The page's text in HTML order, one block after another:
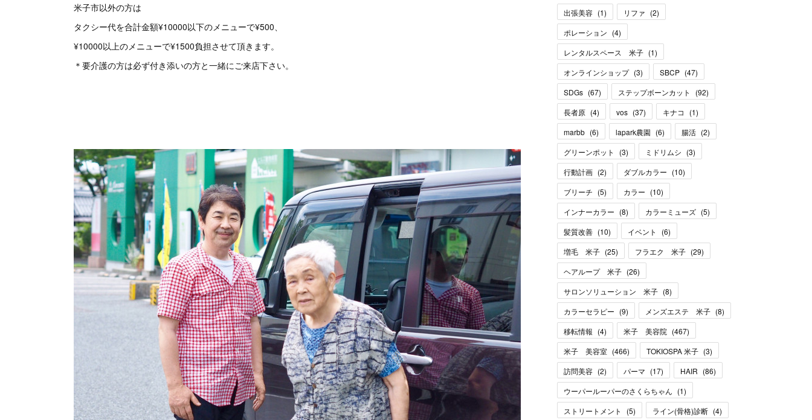
米子市以外の方は
タクシー代を合計金額¥10000以下のメニューで¥500、
¥10000以上のメニューで¥1500負担させて頂きます。
＊要介護の方は必ず付き添いの方と一緒にご来店下さい。
出張美容 (1) リファ (2)
ポレーション (4)
レンタルスペース 米子 (1)
オンラインショップ (3) SBCP (47)
SDGs (67) ステップボーンカット (92)
長者原 (4) vos (37) キナコ (1)
marbb (6) lapark農園 (6) 腸活 (2)
グリーンポット
(3) ミドリムシ (3)
行動計画 (2) ダブルカラー (10)
ブリーチ (5) カラー (10)
インナーカラー (8) カラーミューズ (5)
髪質改善 (10) イベント (6)
増毛 米子 (25) フラエク 米子 (29)
ヘアループ 米子 (26)
サロンソリューション 米子 (8)
カラーセラピー (9) メンズエステ 米子 (8)
移転情報 (4) 米子 美容院 (467)
米子 美容室 (466) TOKIOSPA 米子 (3)
訪問美容 (2) パーマ (17) HAIR (86)
ウーパールーパーのさくらちゃん (1)
ストリートメント
(5) ライン(骨格)診断 (4)